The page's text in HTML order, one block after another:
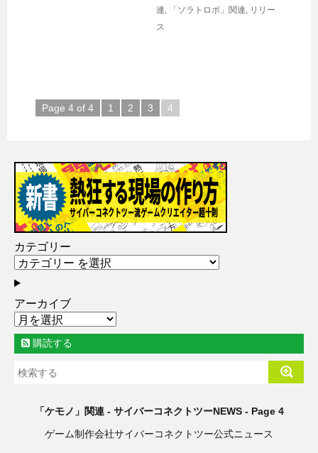
連, 「ソラトロボ」関連, リリー
ス
Page 4 of 4 1 2 3 4
カテゴリー
アーカイブ
購読する
「ケモノ」関連 - サイバーコネクトツーNEWS - Page 4
ゲーム制作会社サイバーコネクトツー公式ニュース